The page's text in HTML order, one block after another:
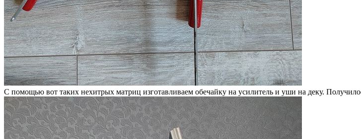
С помощью вот таких нехитрых матриц изготавливаем обечайку на усилитель и уши на деку.